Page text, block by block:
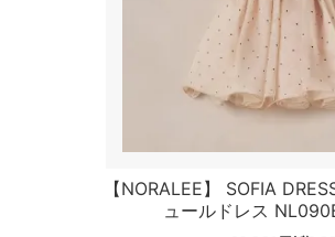
【NORALEE】 SOFIA
ュールドレス